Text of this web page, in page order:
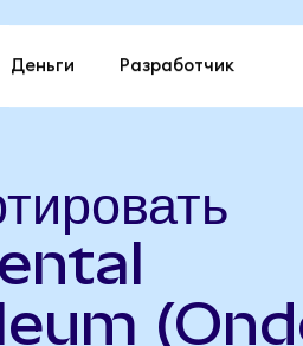
Деньги Разработчик